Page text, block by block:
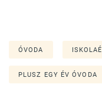
ÓVODA
PLUSZ EGY ÉV ÓVODA